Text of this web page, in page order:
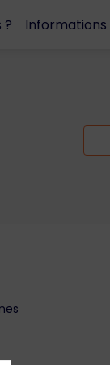
? Informations